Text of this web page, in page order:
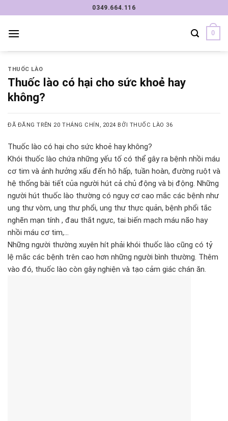
đến
nội
0349.664.116
0
THUỐC LÀO
Thuốc lào có hại cho sức khoẻ hay
không?
ĐÃ ĐĂNG TRÊN 20 THÁNG CHÍN, 2024 BỞI THUỐC LÀO 36
Thuốc lào có hại cho sức khoẻ hay không?
Khói thuốc lào chứa những yếu tố có thể gây ra bệnh nhồi máu
cơ tim và ảnh hưởng xấu đến hô hấp, tuần hoàn, đường ruột và
hệ thống bài tiết của người hút cả chủ động và bị động. Những
người hút thuốc lào thường có nguy cơ cao mắc các bệnh như
ung thư vòm, ung thư phổi, ung thư thực quản, bệnh phổi tắc
nghẽn mạn tính , đau thắt ngực, tai biến mạch máu não hay
nhồi máu cơ tim,…
Những người thường xuyên hít phải khói thuốc lào cũng có tỷ
lệ mắc các bệnh trên cao hơn những người bình thường. Thêm
vào đó, thuốc lào còn gây nghiện và tạo cảm giác chán ăn.